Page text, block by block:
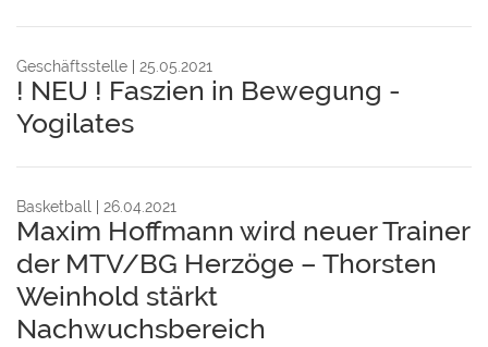
Geschäftsstelle 25.05.2021
! NEU ! Faszien in Bewegung -
Yogilates
Basketball 26.04.2021
Maxim Hoffmann wird neuer Trainer
der MTV/BG Herzöge – Thorsten
Weinhold stärkt
Nachwuchsbereich